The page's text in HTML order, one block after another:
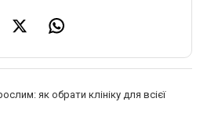
як обрати клініку для всієї